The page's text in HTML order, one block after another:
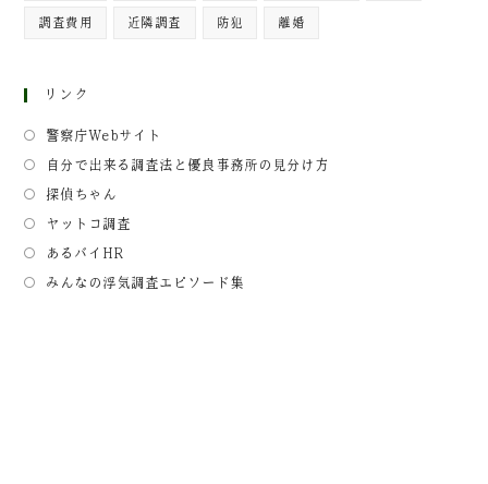
調査費用 近隣調査 防犯 離婚
リンク
警察庁Webサイト
自分で出来る調査法と優良事務所の見分け方
探偵ちゃん
ヤットコ調査
あるバイHR
みんなの浮気調査エピソード集